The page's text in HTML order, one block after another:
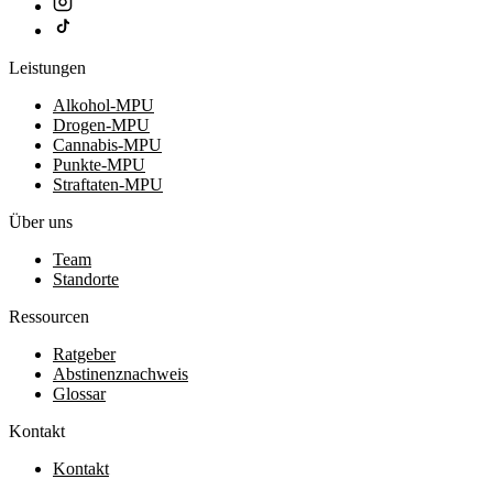
Leistungen
Alkohol-MPU
Drogen-MPU
Cannabis-MPU
Punkte-MPU
Straftaten-MPU
Über uns
Team
Standorte
Ressourcen
Ratgeber
Abstinenznachweis
Glossar
Kontakt
Kontakt